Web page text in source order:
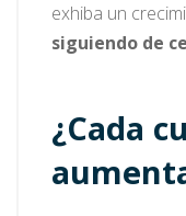
exhiba un
siguiendo de
¿Cada